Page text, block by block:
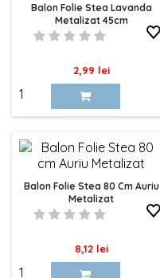
Balon Folie Stea Lavanda
Metalizat 45cm
Pret
2,99 lei
Balon Folie Stea 80 Cm Auriu
Metalizat
Pret
8,12 lei